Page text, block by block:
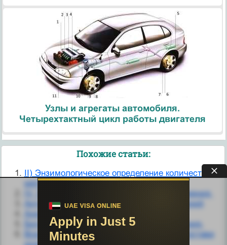
Узлы и агрегаты автомобиля.
Четырехтактный цикл работы двигателя
Похожие статьи:
II) Энзимологическое определение количества
метаболитов.
IV. Законы динамики вращательного движения.
Активные движения. Координация движений
Аномалии количества зубов.
Билет № 16. Развитие парадигмы движения.
Возрастные особенности количества и состава